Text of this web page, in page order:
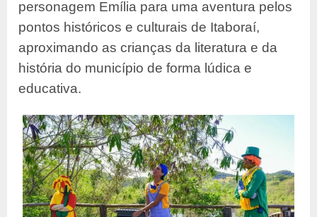
personagem Emília para uma aventura pelos
pontos históricos e culturais de Itaboraí,
aproximando as crianças da literatura e da
história do município de forma lúdica e
educativa.